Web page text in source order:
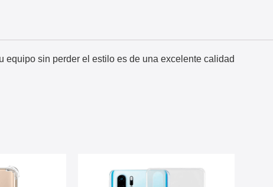
equipo sin perder el estilo es de una excelente calidad